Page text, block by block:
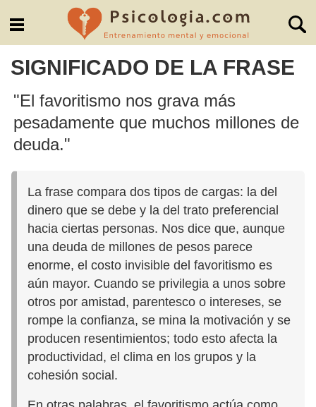
SIGNIFICADO DE LA FRASE
"El favoritismo nos grava más
pesadamente que muchos millones de
deuda."
La frase compara dos tipos de cargas: la del
dinero que se debe y la del trato preferencial
hacia ciertas personas. Nos dice que, aunque
una deuda de millones de pesos parece
enorme, el costo invisible del favoritismo es
aún mayor. Cuando se privilegia a unos sobre
otros por amistad, parentesco o intereses, se
rompe la confianza, se mina la motivación y se
producen resentimientos; todo esto afecta la
productividad, el clima en los grupos y la
cohesión social.